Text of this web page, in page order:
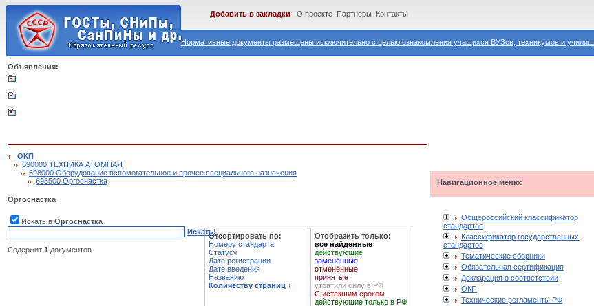
Нормативные документы размещены исключительно с целью ознакомления учащихся ВУЗов, техникумов и училищ.
Добавить в закладки О проекте Партнеры Контакты
Объявления:
ОКП
690000 ТЕХНИКА АТОМНАЯ
698000 Оборудование вспомогательное и прочее специального назначения
698500 Оргоснастка
Оргоснастка
Искать в Оргоснастка
Искать!
Содержит 1 документов
Отсортировать по:
Номеру стандарта
Статусу
Дате регистрации
Дате введения
Названию
Количеству страниц ↑
Отобразить только:
все найденные
действующие
заменённые
отменённые
принятые
утратили силу в РФ
С истекшим сроком
действующие только в РФ
Навигационное меню:
Общероссийский классификатор
стандартов
Классификатор государственных
стандартов
Тематические сборники
Обязательная сертификация
Декларация о соответствии
ОКП
Технические регламенты РФ